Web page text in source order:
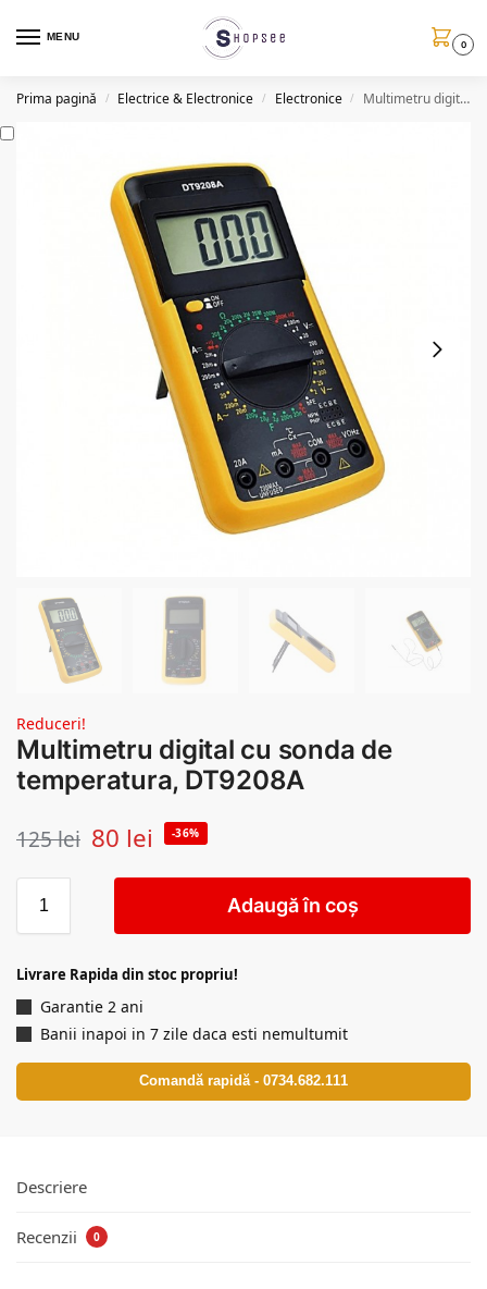
MENU
0
Prima pagină / Electrice & Electronice / Electronice / Multimetru digital cu sonda de temperatura, DT9208A
Reduceri!
Multimetru digital cu sonda de
temperatura, DT9208A
125lei 80 lei -36%
Adaugă în coș
Livrare Rapida din stoc propriu!
Garantie 2 ani
Banii inapoi in 7 zile daca esti nemultumit
Comandă rapidă - 0734.682.111
Descriere
Recenzii 0